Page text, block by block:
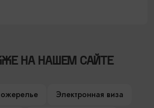
НА НАШЕМ САЙТЕ
Электронная виза